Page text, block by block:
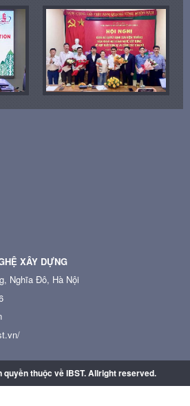
XÂY DỰNG
Nghĩa Đô, Hà Nội
thuộc về IBST. Allright reserved.